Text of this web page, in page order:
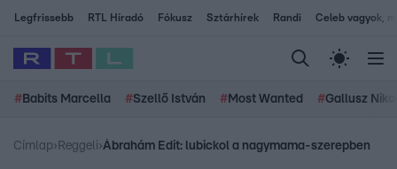
Legfrissebb RTL Híradó Fókusz Sztárhírek Randi Celeb vagyok,
# Babits Marcella #Szellő István # Most Wanted #Gallusz
Címlap› Reggeli›Ábrahám Edit: lubickol a nagymama-szerepben